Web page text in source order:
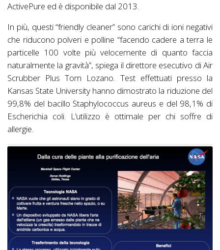
ActivePure ed è disponibile dal 2013.
In più, questi “friendly cleaner” sono carichi di ioni negativi
che riducono polveri e polline “facendo cadere a terra le
particelle 100 volte più velocemente di quanto faccia
naturalmente la gravità”, spiega il direttore esecutivo di Air
Scrubber Plus Tom Lozano. Test effettuati presso la
Kansas State University hanno dimostrato la riduzione del
99,8% del bacillo Staphylococcus aureus e del 98,1% di
Escherichia coli. L’utilizzo è ottimale per chi soffre di
allergie.